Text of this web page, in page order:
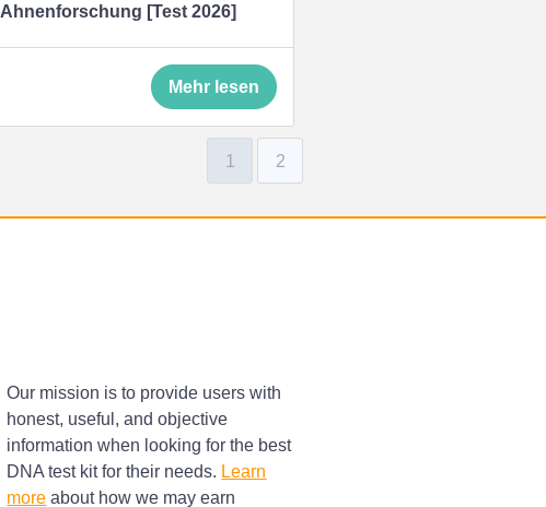
Ahnenforschung [Test 2026]
Mehr lesen
1 2
Our mission is to provide users with
honest, useful, and objective
information when looking for the best
DNA test kit for their needs. Learn
more about how we may earn